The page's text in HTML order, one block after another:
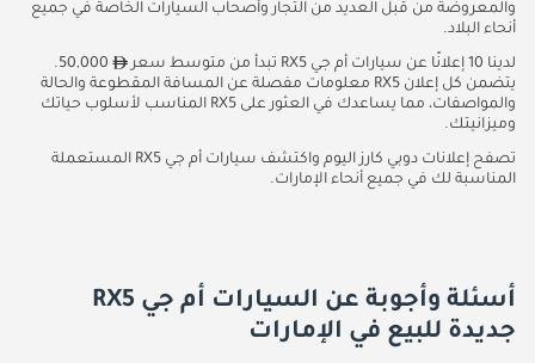
والمعروضة من قبل العديد من التجار وأصحاب السيارات الخاصة في جميع
أنحاء البلاد.
لدينا 10 إعلانًا عن سيارات أم جي RX5 تبدأ من متوسط سعر
50,000.
يتضمن كل إعلان RX5 معلومات مفصلة عن المسافة المقطوعة والحالة
والمواصفات، مما يساعدك في العثور على RX5 المناسب لأسلوب حياتك
وميزانيتك.
تصفح إعلانات دوبي كارز اليوم واكتشف سيارات أم جي RX5 المستعملة
المناسبة لك في جميع أنحاء الإمارات.
أسئلة وأجوبة عن السيارات أم جي RX5
جديدة للبيع في الإمارات